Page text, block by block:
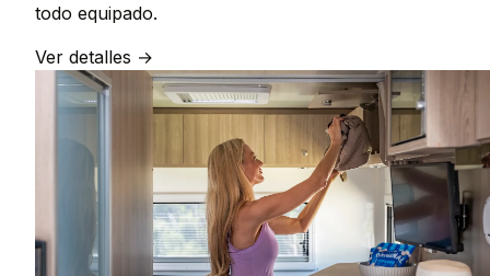
todo equipado.
Ver detalles →